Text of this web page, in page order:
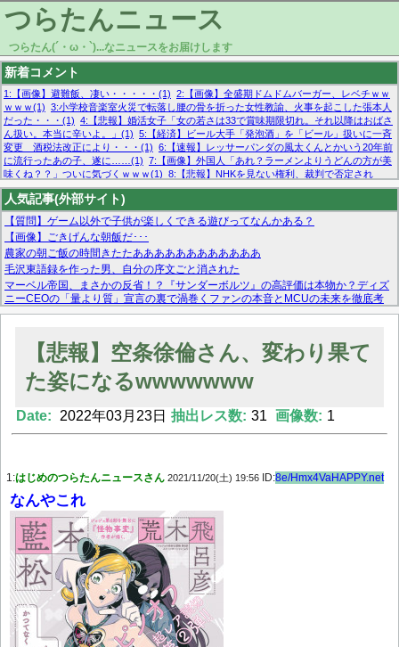
つらたんニュース
つらたん(´・ω・`)...なニュースをお届けします
新着コメント
1:【画像】避難飯、凄い・・・・・(1) 2:【画像】全盛期ドムドムバーガー、レベチｗｗ
ｗｗｗ(1) 3:小学校音楽室火災で転落し腰の骨を折った女性教諭、火事を起こした張本人
だった・・・(1) 4:【悲報】婚活女子「女の若さは33で賞味期限切れ。それ以降はおばさ
ん扱い。本当に辛いよ。」(1) 5:【経済】ビール大手「発泡酒」を「ビール」扱いに一斉
変更 酒税法改正により・・・(1) 6:【速報】レッサーパンダの風太くんとかいう20年前
に流行ったあの子、遂に……(1) 7:【画像】外国人「あれ？ラーメンよりうどんの方が美
味くね？？」ついに気づくｗｗｗ(1) 8:【悲報】NHKを見ない権利、裁判で否定され
る・・・(1) 9:欧州委員長「原発縮小は間違いでした」(1) 10:【悲報】日本企業の人手不
足、限界突破 52%「正社員も足りてません…」(1)
人気記事(外部サイト)
【質問】ゲーム以外で子供が楽しくできる遊びってなんかある？
【画像】ごきげんな朝飯だ･･･
農家の朝ご飯の時間きたたああああああああああああ
毛沢東語録を作った男、自分の序文ごと消された
マーベル帝国、まさかの反省！？『サンダーボルツ』の高評価は本物か？ディズ
ニーCEOの「量より質」宣言の裏で渦巻くファンの本音とMCUの未来を徹底考
察！
【画像あり】FacebookとかTwitterで拾ったエロ画像貼ってくよ
【悲報】空条徐倫さん、変わり果て
た姿になるwwwwwww
Date: 2022年03月23日 抽出レス数: 31 画像数: 1
1:はじめのつらたんニュースさん 2021/11/20(土) 19:56 ID:8e/Hmx4VaHAPPY.net
なんやこれ